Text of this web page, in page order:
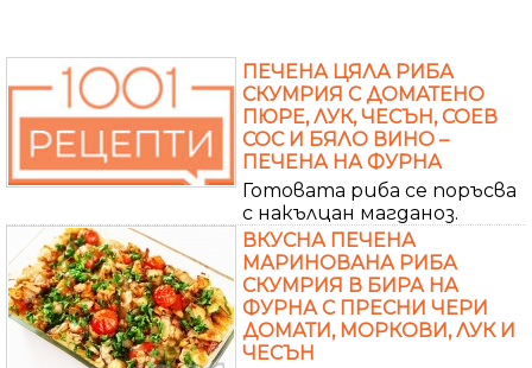
ПЕЧЕНА ЦЯЛА РИБА
СКУМРИЯ С ДОМАТЕНО
ПЮРЕ, ЛУК, ЧЕСЪН, СОЕВ
СОС И БЯЛО ВИНО –
ПЕЧЕНА НА ФУРНА
Готовата риба се поръсва
с накълцан магданоз.
ВКУСНА ПЕЧЕНА
МАРИНОВАНА РИБА
СКУМРИЯ В БИРА НА
ФУРНА С ПРЕСНИ ЧЕРИ
ДОМАТИ, МОРКОВИ, ЛУК И
ЧЕСЪН